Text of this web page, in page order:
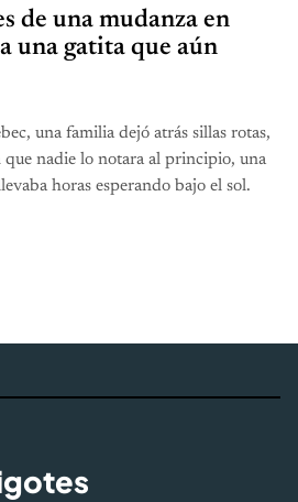
de una mudanza en
una gatita que aún
una familia dejó atrás sillas rotas,
que nadie lo notara al principio, una
horas esperando bajo el sol.